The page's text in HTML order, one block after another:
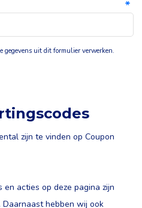
gegevens uit dit formulier verwerken.
zijn te vinden op Coupon
acties op deze pagina zijn
hebben wij ook